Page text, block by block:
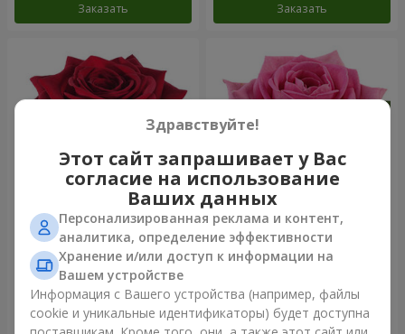
Заказать Заказать
Роза красная (поштучно)
Заказать
Роза розовая (поштучно)
Заказать
Здравствуйте!
Этот сайт запрашивает у Вас
согласие на использование
Ваших данных
Персонализированная реклама и контент,
аналитика, определение эффективности
Хранение и/или доступ к информации на
Вашем устройстве
Информация с Вашего устройства (например, файлы
cookie и уникальные идентификаторы) будет доступна